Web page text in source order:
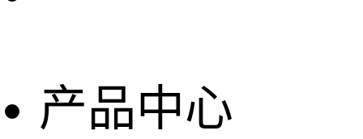
产品中心